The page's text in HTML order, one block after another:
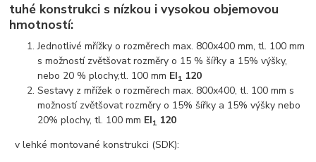
tuhé konstrukci s nízkou i vysokou objemovou
hmotností:
Jednotlivé mřížky o rozměrech max. 800x400 mm, tl. 100 mm
s možností zvětšovat rozměry o 15 % šířky a 15% výšky,
nebo 20 % plochy,tl. 100 mm EI1 120
Sestavy z mřížek o rozměrech max. 800x400, tl. 100 mm s
možností zvětšovat rozměry o 15% šířky a 15% výšky nebo
20% plochy, tl. 100 mm EI1 120
v lehké montované konstrukci (SDK):